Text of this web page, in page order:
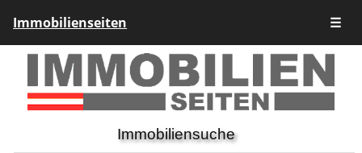
Immobilienseiten ☰
Immobiliensuche